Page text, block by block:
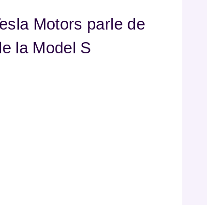
Motors parle de
la Model S